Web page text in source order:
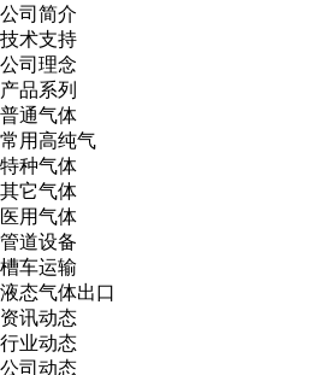
公司简介
技术支持
公司理念
产品系列
普通气体
常用高纯气
特种气体
其它气体
医用气体
管道设备
槽车运输
液态气体出口
资讯动态
行业动态
公司动态